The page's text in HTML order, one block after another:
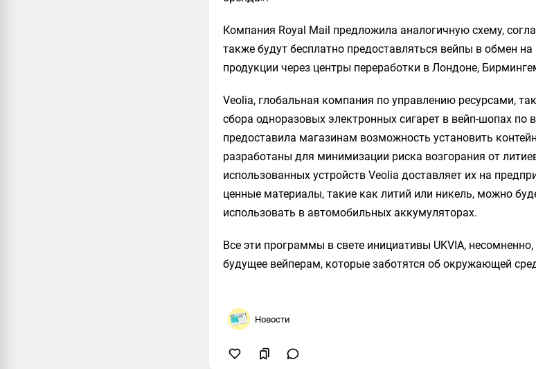
Компания Royal Mail предложила аналогичную схему,
также будут бесплатно предоставляться вейпы в обмен
продукции через центры переработки в Лондоне,
Veolia, глобальная компания по управлению ресурсами,
сбора одноразовых электронных сигарет в вейп-шопах по
предоставила магазинам возможность установить
разработаны для минимизации риска возгорания от
использованных устройств Veolia доставляет их на
ценные материалы, такие как литий или никель, можно
использовать в автомобильных аккумуляторах.
Все эти программы в свете инициативы UKVIA,
будущее вейперам, которые заботятся об окружающей
Новости